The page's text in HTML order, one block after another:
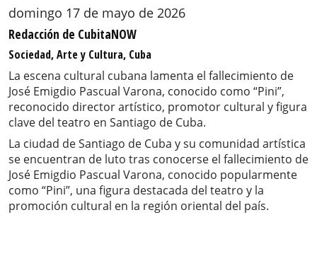
domingo 17 de mayo de 2026
Redacción de CubitaNOW
Sociedad, Arte y Cultura, Cuba
La escena cultural cubana lamenta el fallecimiento de
José Emigdio Pascual Varona, conocido como “Pini”,
reconocido director artístico, promotor cultural y figura
clave del teatro en Santiago de Cuba.
La ciudad de Santiago de Cuba y su comunidad artística
se encuentran de luto tras conocerse el fallecimiento de
José Emigdio Pascual Varona, conocido popularmente
como “Pini”, una figura destacada del teatro y la
promoción cultural en la región oriental del país.